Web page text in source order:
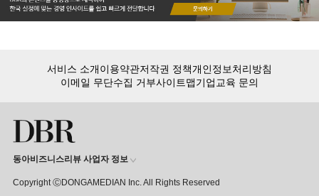
서비스 소개이용약관저작권 정책개인정보처리방침
이메일 무단수집 거부사이트맵기업교육 문의
동아비즈니스리뷰 사업자 정보
Copyright ⒸDONGAMEDIAN Inc. All Rights Reserved